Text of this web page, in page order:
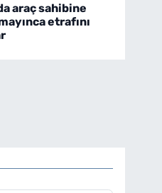
araç sahibine
etrafını